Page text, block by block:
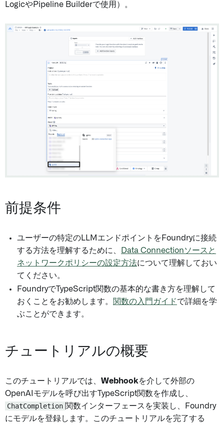
LogicやPipeline Builderで使用）。
前提条件
ユーザーの特定のLLMエンドポイントをFoundryに接続
する方法を理解するために、
Data Connectionソースと
ネットワークポリシーの設定方法について理解しておい
てください。
FoundryでTypeScript関数の基本的な書き方を理解して
おくことをお勧めします。 関数の入門ガイドで詳細を学
ぶことができます。
チュートリアルの概要
このチュートリアルでは、 Webhookを介して外部の
OpenAIモデルを呼び出すTypeScript関数を作成し、
ChatCompletion 関数インターフェースを実装し、Foundry
にモデルを登録します。このチュートリアルを完了する